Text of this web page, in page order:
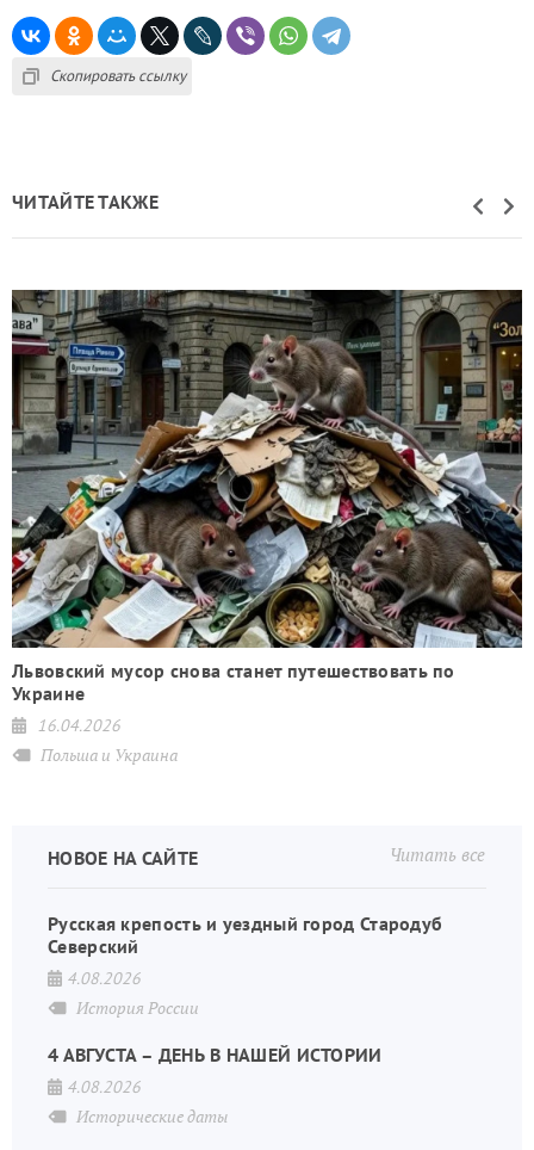
Скопировать ссылку
ЧИТАЙТЕ ТАКЖЕ
Львовский мусор снова станет путешествовать по
Украине
16.04.2026
Польша и Украина
Читать все
НОВОЕ НА САЙТЕ
Русская крепость и уездный город Стародуб
Северский
4.08.2026
История России
4 АВГУСТА – ДЕНЬ В НАШЕЙ ИСТОРИИ
4.08.2026
Исторические даты